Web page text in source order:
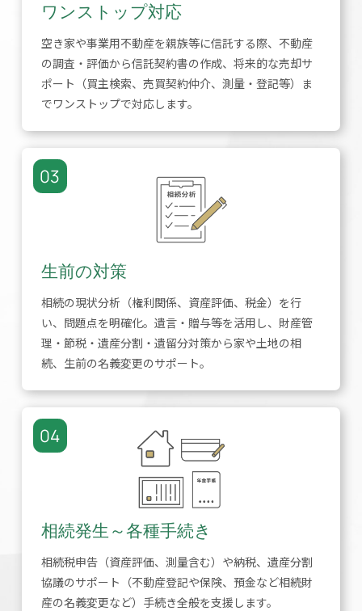
ワンストップ対応
空き家や事業用不動産を親族等に信託する際、不動産
の調査・評価から信託契約書の作成、将来的な売却サ
ポート（買主検索、売買契約仲介、測量・登記等）ま
でワンストップで対応します。
03
生前の対策
相続の現状分析（権利関係、資産評価、税金）を行
い、問題点を明確化。遺言・贈与等を活用し、財産管
理・節税・遺産分割・遺留分対策から家や土地の相
続、生前の名義変更のサポート。
04
相続発生～各種手続き
相続税申告（資産評価、測量含む）や納税、遺産分割
協議のサポート（不動産登記や保険、預金など相続財
産の名義変更など）手続き全般を支援します。